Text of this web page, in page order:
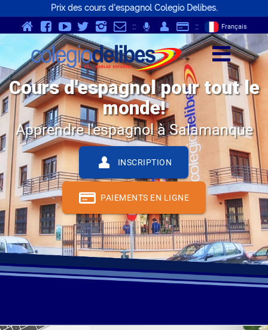
Prix des cours d'espagnol Colegio Delibes.
v Y K } - p :: ; Q S :: Français
z
Cours d'espagnol pour tout le
monde!
Apprendre l'espagnol à Salamanque
Q INSCRIPTION
S PAIEMENTS EN LIGNE